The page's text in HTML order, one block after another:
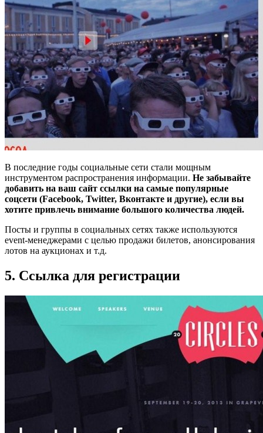
В последние годы социальные сети стали мощным
инструментом распространения информации. Не забывайте
добавить на ваш сайт ссылки на самые популярные
соцсети (Facebook, Twitter, Вконтакте и другие), если вы
хотите привлечь внимание большого количества людей.
Посты и группы в социальных сетях также используются
event-менеджерами с целью продажи билетов, анонсирования
лотов на аукционах и т.д.
5. Ссылка для регистрации